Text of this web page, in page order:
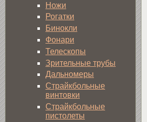
Ножи
Рогатки
Бинокли
Фонари
Телескопы
Зрительные трубы
Дальномеры
Страйкбольные
винтовки
Страйкбольные
пистолеты